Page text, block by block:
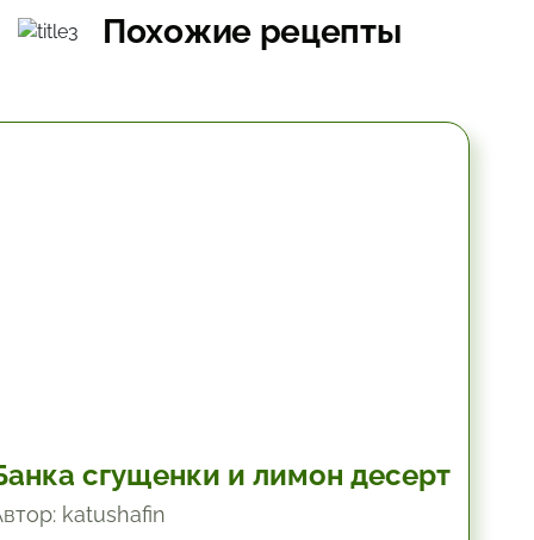
Похожие рецепты
сгущенки и лимон десерт
katushafin